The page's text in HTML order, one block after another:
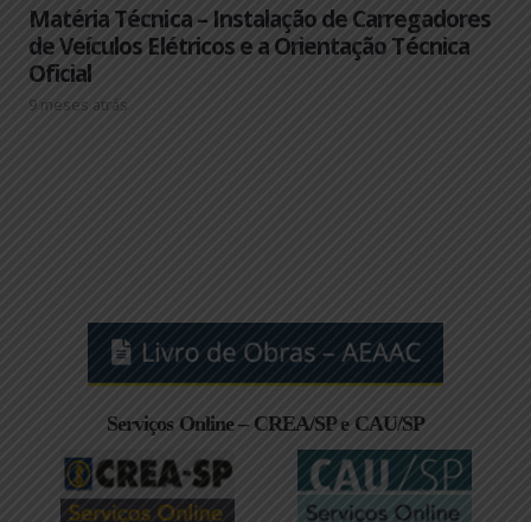
Matéria Técnica – Instalação de Carregadores
de Veículos Elétricos e a Orientação Técnica
Oficial
9 meses atrás
Serviços Online – CREA/SP e CAU/SP